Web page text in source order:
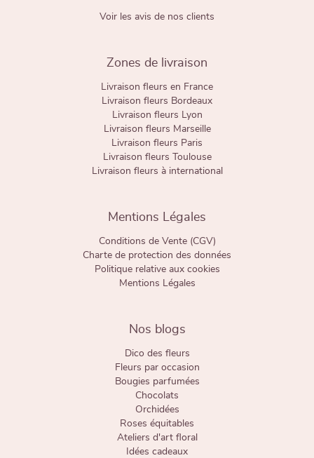
Voir les avis de nos clients
Zones de livraison
Livraison fleurs en France
Livraison fleurs Bordeaux
Livraison fleurs Lyon
Livraison fleurs Marseille
Livraison fleurs Paris
Livraison fleurs Toulouse
Livraison fleurs à international
Mentions Légales
Conditions de Vente (CGV)
Charte de protection des données
Politique relative aux cookies
Mentions Légales
Nos blogs
Dico des fleurs
Fleurs par occasion
Bougies parfumées
Chocolats
Orchidées
Roses équitables
Ateliers d'art floral
Idées cadeaux